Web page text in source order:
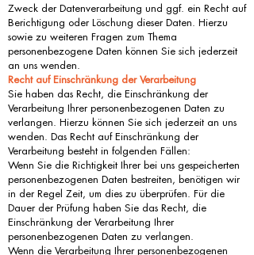
Zweck der Datenverarbeitung und ggf. ein Recht auf
Berichtigung oder Löschung dieser Daten. Hierzu
sowie zu weiteren Fragen zum Thema
personenbezogene Daten können Sie sich jederzeit
an uns wenden.
Recht auf Einschränkung der Verarbeitung
Sie haben das Recht, die Einschränkung der
Verarbeitung Ihrer personenbezogenen Daten zu
verlangen. Hierzu können Sie sich jederzeit an uns
wenden. Das Recht auf Einschränkung der
Verarbeitung besteht in folgenden Fällen:
Wenn Sie die Richtigkeit Ihrer bei uns gespeicherten
personenbezogenen Daten bestreiten, benötigen wir
in der Regel Zeit, um dies zu überprüfen. Für die
Dauer der Prüfung haben Sie das Recht, die
Einschränkung der Verarbeitung Ihrer
personenbezogenen Daten zu verlangen.
Wenn die Verarbeitung Ihrer personenbezogenen